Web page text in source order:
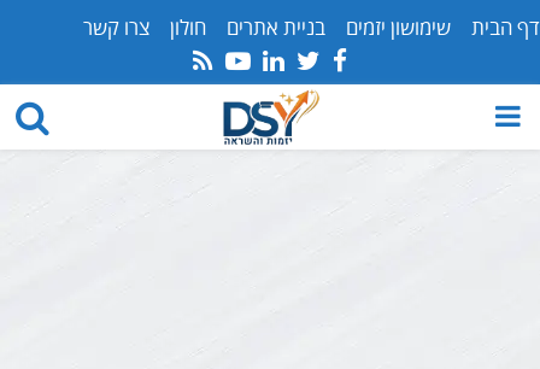
דף הבית שימושון יזמים בניית אתרים חולון צרו קשר
Facebook
Twitter
Linkedin
Youtube
Rss
PRIMARY